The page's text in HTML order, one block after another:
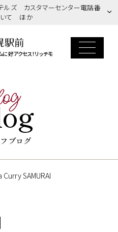
テルズ カスタマーセンター電話番
いて ほか
好アクセス！リッチモ
ブログ
Curry SAMURAI